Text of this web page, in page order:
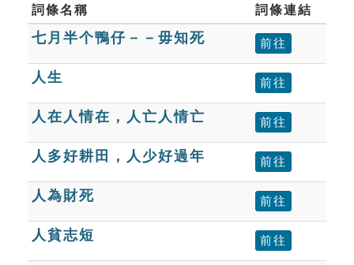
單字索引
生命大百科索引
遊戲專區
教學應用
貓頭鷹博士
詞條名稱 詞條連結
七月半个鴨仔－－毋知死 前往
人生 前往
人在人情在，人亡人情亡 前往
人多好耕田，人少好過年 前往
人為財死 前往
人貧志短 前往